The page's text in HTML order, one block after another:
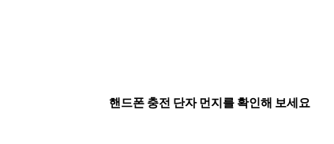
핸드폰 충전 단자 먼지를 확인해 보세요